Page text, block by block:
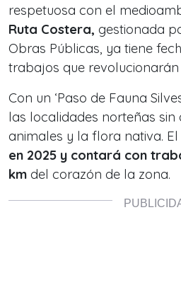
respetuosa con el
Ruta Costera, gestionada
Obras Públicas, ya tiene
trabajos que
Con un ‘Paso de Fauna
las localidades norteñas sin
animales y la flora nativa.
en 2025 y contará con
km del corazón de la zona.